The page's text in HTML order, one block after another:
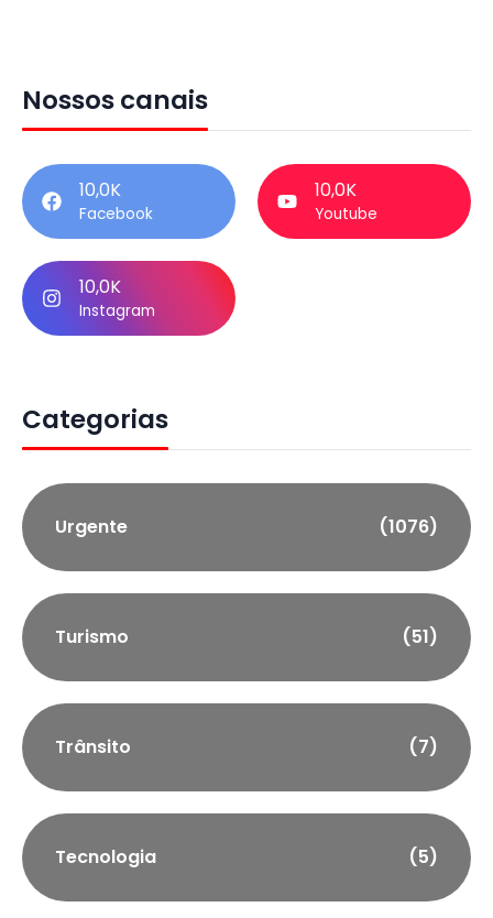
Nossos canais
10,0K
Facebook
10,0K
Youtube
10,0K
Instagram
Categorias
Urgente (1076)
Turismo (51)
Trânsito (7)
Tecnologia (5)